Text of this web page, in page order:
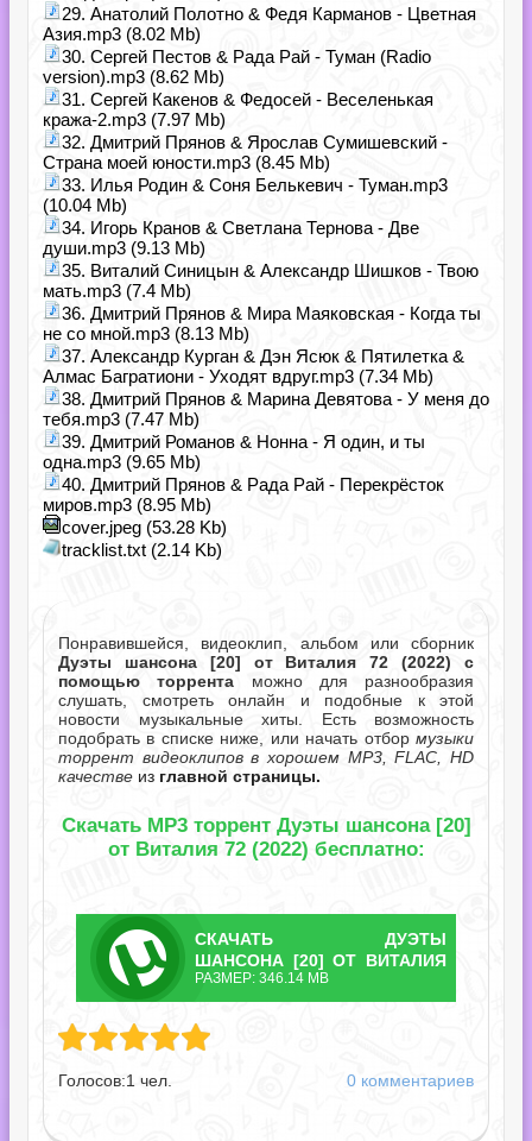
29. Анатолий Полотно & Федя Карманов - Цветная
Азия.mp3 (8.02 Mb)
30. Сергей Пестов & Рада Рай - Туман (Radio
version).mp3 (8.62 Mb)
31. Сергей Какенов & Федосей - Веселенькая
кража-2.mp3 (7.97 Mb)
32. Дмитрий Прянов & Ярослав Сумишевский -
Страна моей юности.mp3 (8.45 Mb)
33. Илья Родин & Соня Белькевич - Туман.mp3
(10.04 Mb)
34. Игорь Кранов & Светлана Тернова - Две
души.mp3 (9.13 Mb)
35. Виталий Синицын & Александр Шишков - Твою
мать.mp3 (7.4 Mb)
36. Дмитрий Прянов & Мира Маяковская - Когда ты
не со мной.mp3 (8.13 Mb)
37. Александр Курган & Дэн Ясюк & Пятилетка &
Алмас Багратиони - Уходят вдруг.mp3 (7.34 Mb)
38. Дмитрий Прянов & Марина Девятова - У меня до
тебя.mp3 (7.47 Mb)
39. Дмитрий Романов & Нонна - Я один, и ты
одна.mp3 (9.65 Mb)
40. Дмитрий Прянов & Рада Рай - Перекрёсток
миров.mp3 (8.95 Mb)
cover.jpeg (53.28 Kb)
tracklist.txt (2.14 Kb)
Понравившейся, видеоклип, альбом или сборник
Дуэты шансона [20] от Виталия 72 (2022) с
помощью торрента можно для разнообразия
слушать, смотреть онлайн и подобные к этой
новости музыкальные хиты. Есть возможность
подобрать в списке ниже, или начать отбор музыки
торрент видеоклипов в хорошем MP3, FLAC, HD
качестве из главной страницы.
Скачать MP3 торрент Дуэты шансона [20]
от Виталия 72 (2022) бесплатно:
СКАЧАТЬ
ТОРРЕНТ
ДУЭТЫ
ШАНСОНА [20] ОТ ВИТАЛИЯ
72.TORRENT
РАЗМЕР: 346.14 MB
[20] от Виталия 72.torrent
Голосов:1 чел. 0 комментариев